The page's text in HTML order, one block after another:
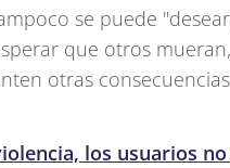
se puede
que otros
otras
los usuarios